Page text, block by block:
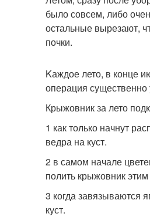
было совсем, либо
остальные вырезают,
почки.
Kаждое лето, в конце
операция существенно
Крыжовник за лето
1 как только начнут
ведра на куст.
2 в самом начале
полить крыжовник
3 когда завязываются
куст.